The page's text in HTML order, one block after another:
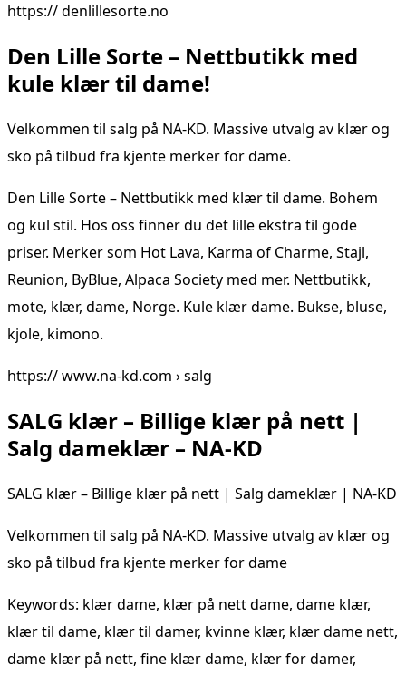
https:// denlillesorte.no
Den Lille Sorte – Nettbutikk med
kule klær til dame!
Velkommen til salg på NA-KD. Massive utvalg av klær og
sko på tilbud fra kjente merker for dame.
Den Lille Sorte – Nettbutikk med klær til dame. Bohem
og kul stil. Hos oss finner du det lille ekstra til gode
priser. Merker som Hot Lava, Karma of Charme, Stajl,
Reunion, ByBlue, Alpaca Society med mer. Nettbutikk,
mote, klær, dame, Norge. Kule klær dame. Bukse, bluse,
kjole, kimono.
https:// www.na-kd.com › salg
SALG klær – Billige klær på nett |
Salg dameklær – NA-KD
SALG klær – Billige klær på nett | Salg dameklær | NA-KD
Velkommen til salg på NA-KD. Massive utvalg av klær og
sko på tilbud fra kjente merker for dame
Keywords: klær dame, klær på nett dame, dame klær,
klær til dame, klær til damer, kvinne klær, klær dame nett,
dame klær på nett, fine klær dame, klær for damer,